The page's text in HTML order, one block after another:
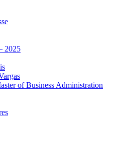
2025
of Business Administration